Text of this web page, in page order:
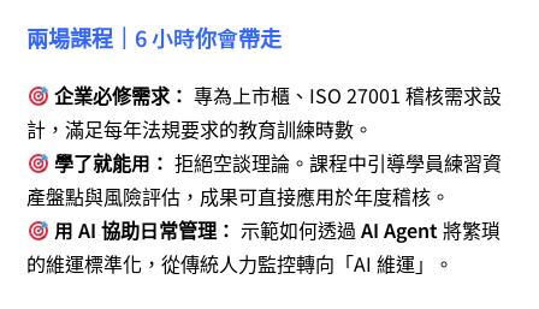
兩場課程｜6 小時你會帶走
企業必修需求： 專為上市櫃、ISO 27001 稽核需求設
計，滿足每年法規要求的教育訓練時數。
學了就能用： 拒絕空談理論。課程中引導學員練習資
產盤點與風險評估，成果可直接應用於年度稽核。
用 AI 協助日常管理： 示範如何透過AI Agent將繁瑣
的維運標準化，從傳統人力監控轉向「AI 維運」。